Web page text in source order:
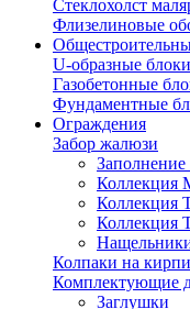
Стеклохолст
Флизелиновые
U-образные блоки
Газобетонные
Фундаментные
Ограждения
Забор жалюзи
Коллекция
Коллекция
Коллекция
Колпаки на
Комплектующие
Заглушки